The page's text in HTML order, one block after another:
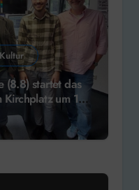
Kultur
(8.8) startet das
Kirchplatz um 13